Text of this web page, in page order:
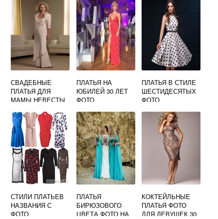
СВАДЕБНЫЕ
ПЛАТЬЯ ДЛЯ
МАМЫ НЕВЕСТЫ
ПЛАТЬЯ НА
ЮБИЛЕЙ 30 ЛЕТ
ФОТО
ПЛАТЬЯ В СТИЛЕ
ШЕСТИДЕСЯТЫХ
ФОТО
СТИЛИ ПЛАТЬЕВ
НАЗВАНИЯ С
ФОТО
ПЛАТЬЯ
БИРЮЗОВОГО
ЦВЕТА ФОТО НА
КОКТЕЙЛЬНЫЕ
ПЛАТЬЯ ФОТО
ДЛЯ ДЕВУШЕК 30